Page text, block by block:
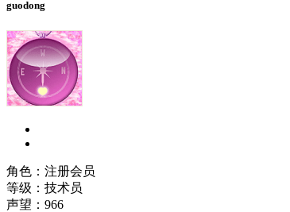
guodong
角色：注册会员
等级：技术员
声望： 966